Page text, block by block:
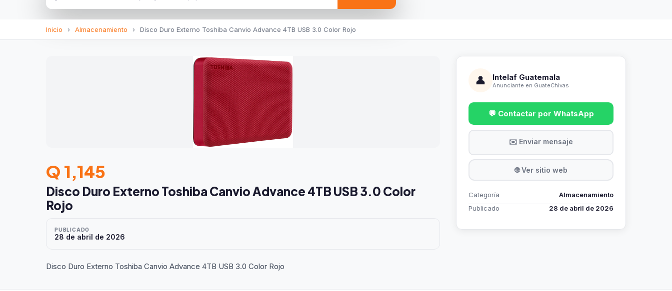
Inicio › Almacenamiento › Disco Duro Externo Toshiba Canvio Advance 4TB USB 3.0 Color Rojo
Q 1,145
Disco Duro Externo Toshiba Canvio Advance 4TB USB 3.0 Color
Rojo
PUBLICADO
28 de abril de 2026
Disco Duro Externo Toshiba Canvio Advance 4TB USB 3.0 Color Rojo
👤 Intelaf Guatemala
Anunciante en GuateChivas
💬 Contactar por WhatsApp
✉️ Enviar mensaje
🌐 Ver sitio web
Categoría
Almacenamiento
Publicado
28 de abril de 2026